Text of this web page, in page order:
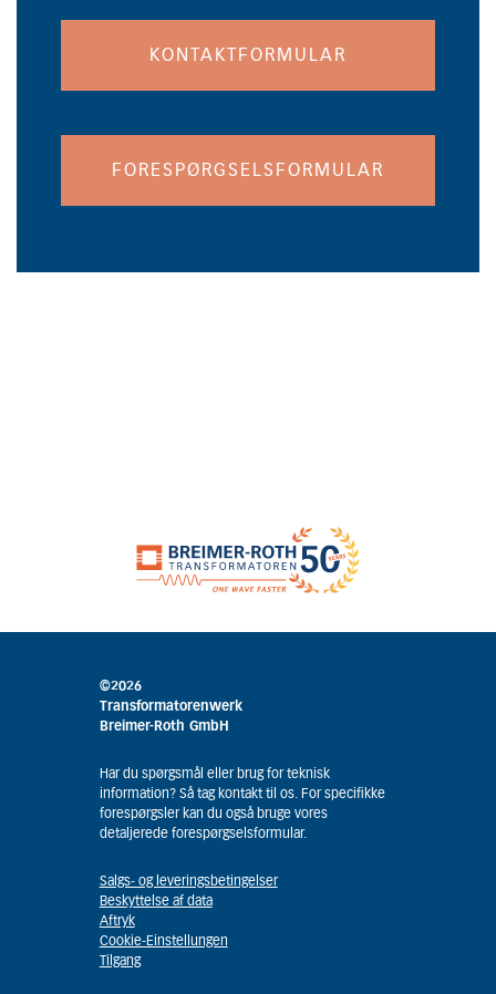
KONTAKTFORMULAR
FORESPØRGSELSFORMULAR
©2026
Transformatorenwerk
Breimer-Roth GmbH
Har du spørgsmål eller brug for teknisk
information? Så tag kontakt til os. For specifikke
forespørgsler kan du også bruge vores
detaljerede forespørgselsformular.
Salgs- og leveringsbetingelser
Beskyttelse af data
Aftryk
Cookie-Einstellungen
Tilgang